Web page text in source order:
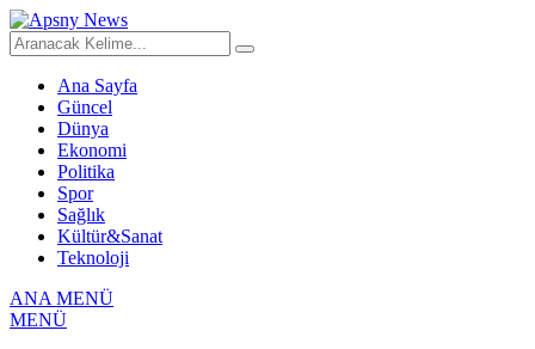
Ana Sayfa
Güncel
Dünya
Ekonomi
Politika
Spor
Sağlık
Kültür&Sanat
Teknoloji
ANA MENÜ
MENÜ